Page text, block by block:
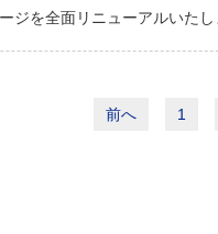
ジを全面リニューアルいた
前へ 1